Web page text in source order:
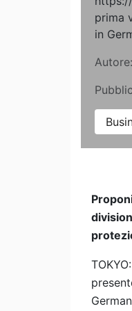
prima
in
Autore: